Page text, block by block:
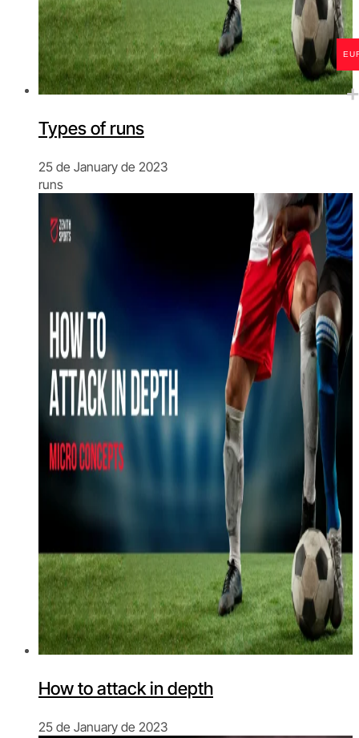
Types of runs
25 de January de 2023
runs
How to attack in depth
25 de January de 2023